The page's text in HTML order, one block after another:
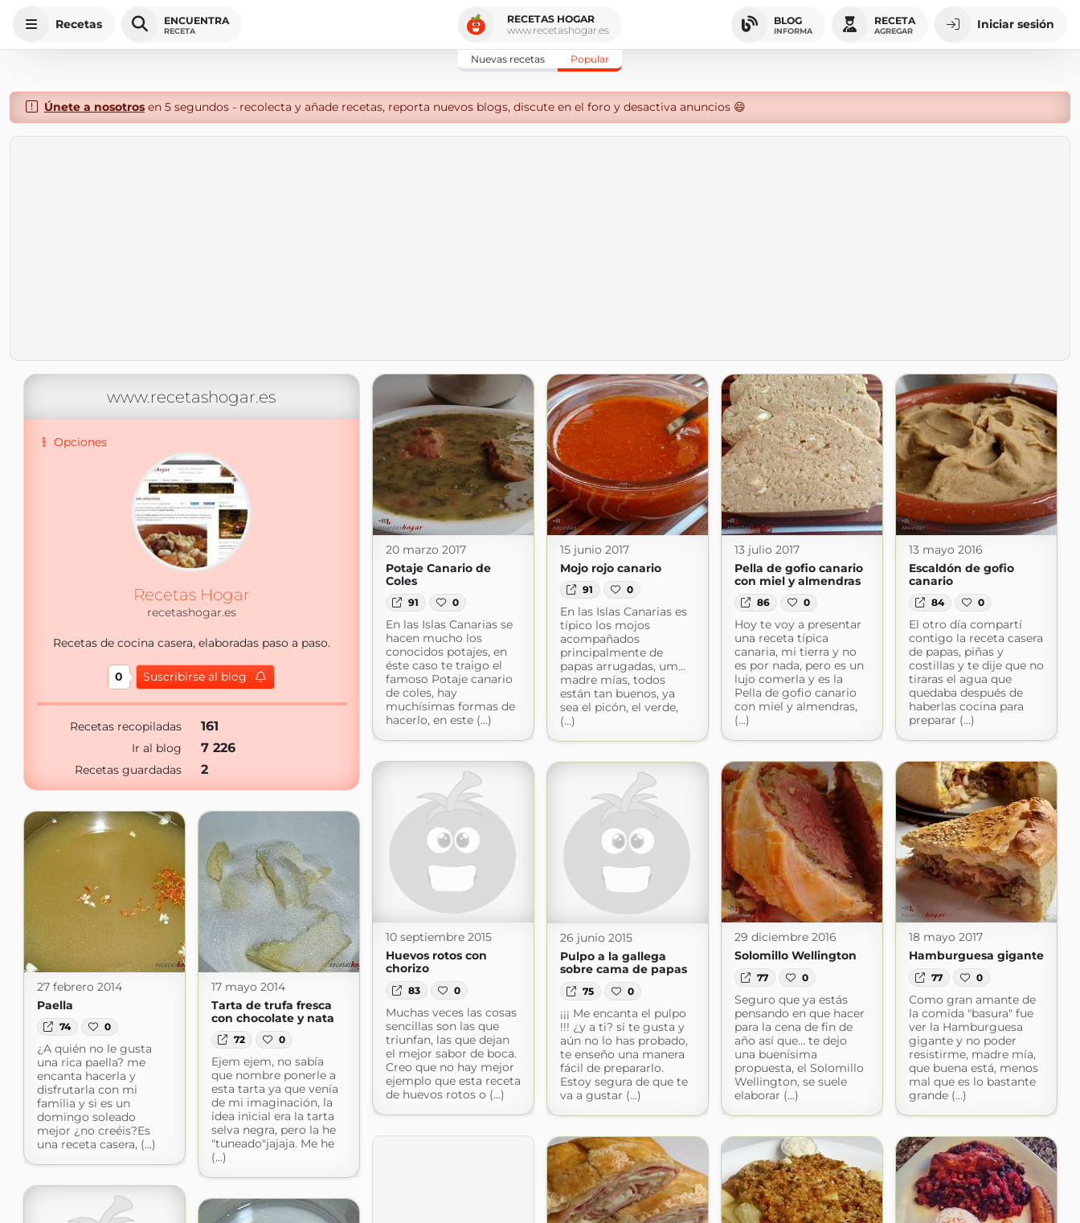
Recetas ENCUENTRA
RECETA
RECETAS HOGAR
www.recetashogar.es
BLOG
INFORMA
RECETA
AGREGAR Iniciar sesión
Nuevas recetas Popular
Únete a nosotrosen 5 segundos - recolecta y añade recetas, reporta nuevos blogs, discute en el foro y desactiva anuncios 😄
www.recetashogar.es
Opciones
Recetas Hogar
recetashogar.es
Recetas de cocina casera, elaboradas paso a paso.
0 Suscribirse al blog
Recetas recopiladas 161
Ir al blog 7 226
Recetas guardadas 2
20 marzo 2017
Potaje Canario de
Coles
91 0
En las Islas Canarias se
hacen mucho los
conocidos potajes, en
éste caso te traigo el
famoso Potaje canario
de coles, hay
muchísimas formas de
hacerlo, en este (...)
15 junio 2017
Mojo rojo canario
91 0
En las Islas Canarias es
típico los mojos
acompañados
principalmente de
papas arrugadas, um...
madre mías, todos
están tan buenos, ya
sea el picón, el verde,
(...)
13 julio 2017
Pella de gofio canario
con miel y almendras
86 0
Hoy te voy a presentar
una receta típica
canaria, mi tierra y no
es por nada, pero es un
lujo comerla y es la
Pella de gofio canario
con miel y almendras,
(...)
13 mayo 2016
Escaldón de gofio
canario
84 0
El otro día compartí
contigo la receta casera
de papas, piñas y
costillas y te dije que no
tiraras el agua que
quedaba después de
haberlas cocina para
preparar (...)
10 septiembre 2015
Huevos rotos con
chorizo
83 0
Muchas veces las cosas
sencillas son las que
triunfan, las que dejan
el mejor sabor de boca.
Creo que no hay mejor
ejemplo que esta receta
de huevos rotos o (...)
29 diciembre 2016
Solomillo Wellington
77 0
Seguro que ya estás
pensando en que hacer
para la cena de fin de
año así que... te dejo
una buenísima
propuesta, el Solomillo
Wellington, se suele
elaborar (...)
18 mayo 2017
Hamburguesa gigante
77 0
Como gran amante de
la comida "basura" fue
ver la Hamburguesa
gigante y no poder
resistirme, madre mía,
que buena está, menos
mal que es lo bastante
grande (...)
26 junio 2015
Pulpo a la gallega
sobre cama de papas
75 0
¡¡¡ Me encanta el pulpo
!!! ¿y a ti? si te gusta y
aún no lo has probado,
te enseño una manera
fácil de prepararlo.
Estoy segura de que te
va a gustar (...)
27 febrero 2014
Paella
74 0
¿A quién no le gusta
una rica paella? me
encanta hacerla y
disfrutarla con mi
familia y si es un
domingo soleado
mejor ¿no creéis?Es
una receta casera, (...)
17 mayo 2014
Tarta de trufa fresca
con chocolate y nata
72 0
Ejem ejem, no sabía
que nombre ponerle a
esta tarta ya que venía
de mi imaginación, la
idea inicial era la tarta
selva negra, pero la he
"tuneado"jajaja. Me he
(...)